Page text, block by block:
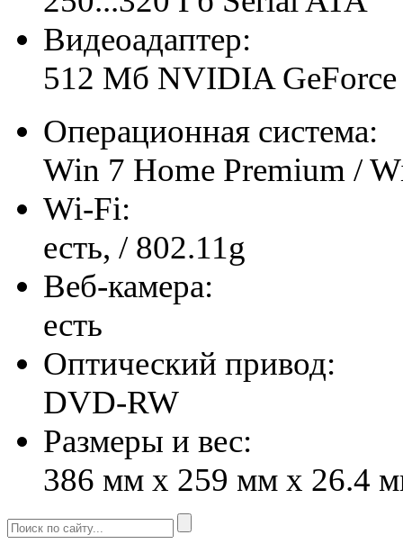
Видеоадаптер:
512 Мб NVIDIA
Операционная система:
Win 7 Home Premium /
Wi-Fi:
есть, / 802.11g
Веб-камера:
есть
Оптический привод:
DVD-RW
Размеры и вес:
386 мм x 259 мм x 26.4